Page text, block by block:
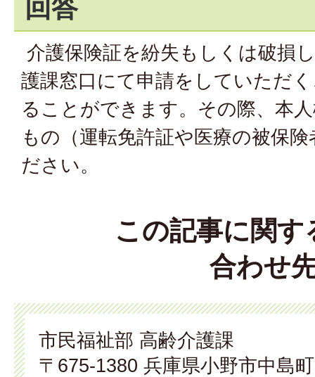
回答
介護保険証を紛失もしくは破損
護課窓口にて申請をしていただ
ることができます。その際、本
もの（運転免許証や医療の被保
ださい。
この記事に関す
合わせ
市民福祉部 高齢介護課
〒675-1380 兵庫県小野市中島